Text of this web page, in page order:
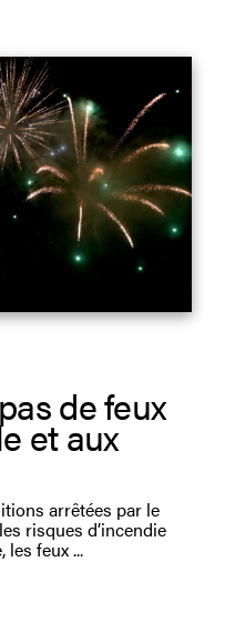
de feux
et aux
arrêtées par le
risques d’incendie
les feux